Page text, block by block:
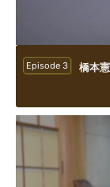
Episode 3 橋本